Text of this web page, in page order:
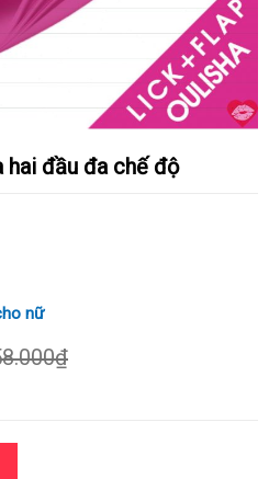
hai đầu đa chế độ
nữ